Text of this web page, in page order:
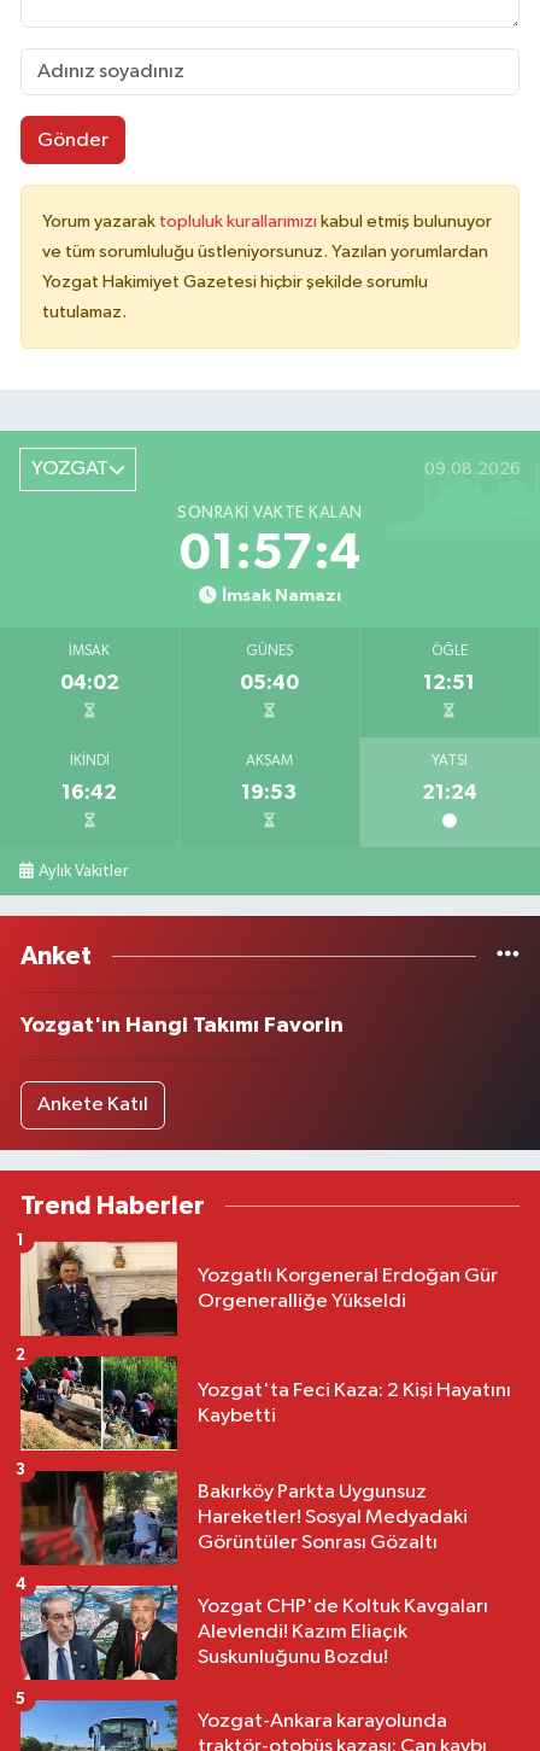
Gönder
Yorum yazarak topluluk kurallarımızı kabul etmiş bulunuyor
ve tüm sorumluluğu üstleniyorsunuz. Yazılan yorumlardan
Yozgat Hakimiyet Gazetesi hiçbir şekilde sorumlu
tutulamaz.
YOZGAT 09.08.2026
SONRAKI VAKTE KALAN
01:57:4
İmsak Namazı
İMSAK
04:02
GÜNEŞ
05:40
ÖĞLE
12:51
İKINDI
16:42
AKŞAM
19:53
YATSI
21:24
Aylık Vakitler
Anket
Yozgat'ın Hangi Takımı Favorin
Ankete Katıl
Trend Haberler
Yozgatlı Korgeneral Erdoğan Gür
Orgeneralliğe Yükseldi
1
Yozgat'ta Feci Kaza: 2 Kişi Hayatını
Kaybetti
2
Bakırköy Parkta Uygunsuz
Hareketler! Sosyal Medyadaki
Görüntüler Sonrası Gözaltı
3
Yozgat CHP'de Koltuk Kavgaları
Alevlendi! Kazım Eliaçık
Suskunluğunu Bozdu!
4
Yozgat-Ankara karayolunda
traktör-otobüs kazası: Can kaybı
5